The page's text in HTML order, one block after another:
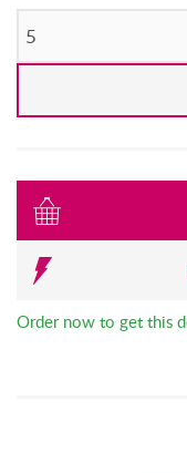
Order now to get this